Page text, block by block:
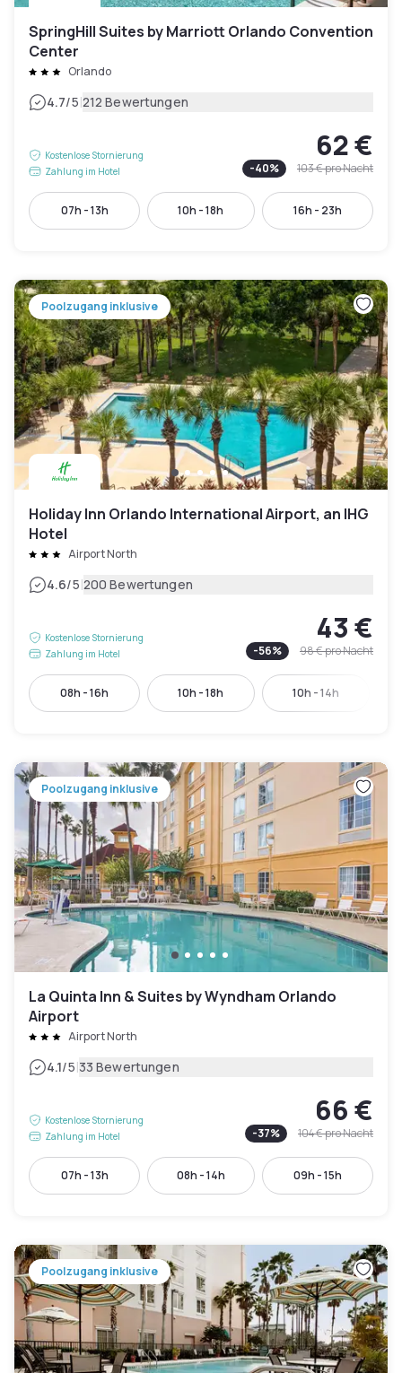
SpringHill Suites by Marriott Orlando Convention
Center
Orlando
4.7/5|212 Bewertungen
Kostenlose Stornierung
Zahlung im Hotel
62 €
-40% 103 €pro Nacht
07h - 13h 10h - 18h 16h - 23h
Poolzugang inklusive
Holiday Inn Orlando International Airport, an IHG
Hotel
Airport North
4.6/5|200 Bewertungen
Kostenlose Stornierung
Zahlung im Hotel
43 €
-56% 98 €pro Nacht
08h - 16h 10h - 18h 10h - 14h
Poolzugang inklusive
La Quinta Inn & Suites by Wyndham Orlando
Airport
Airport North
4.1/5|33 Bewertungen
Kostenlose Stornierung
Zahlung im Hotel
66 €
-37% 104 €pro Nacht
07h - 13h 08h - 14h 09h - 15h
Poolzugang inklusive